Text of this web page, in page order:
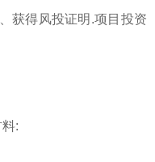
获得风投证明.项目投资
: